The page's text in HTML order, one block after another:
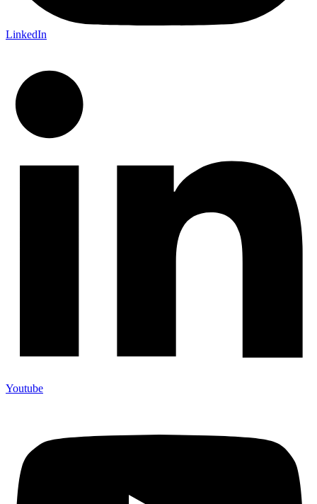
LinkedIn
Youtube